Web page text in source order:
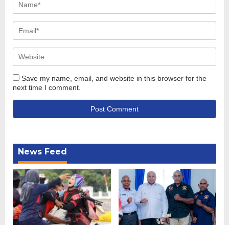
Save my name, email, and website in this browser for the
next time I comment.
News Feed